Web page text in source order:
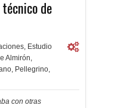
de
, Estudio
Almirón,
, Pellegrino,
con otras